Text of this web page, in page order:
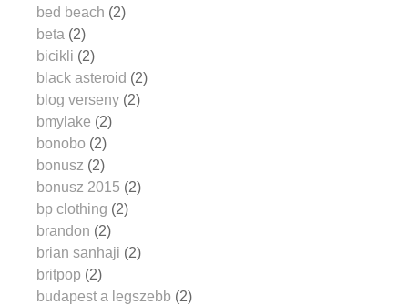
bed beach (2)
beta (2)
bicikli (2)
black asteroid (2)
blog verseny (2)
bmylake (2)
bonobo (2)
bonusz (2)
bonusz 2015 (2)
bp clothing (2)
brandon (2)
brian sanhaji (2)
britpop (2)
budapest a legszebb (2)